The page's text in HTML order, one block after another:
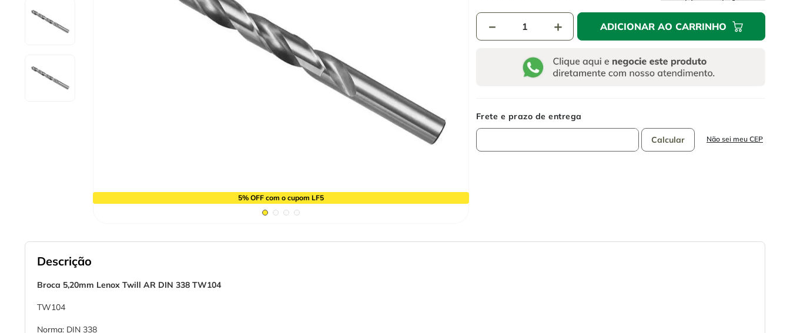
5% OFF com o cupom LF5
＋
－ ADICIONAR AO CARRINHO
Não sei meu CEP
Descrição
Broca 5,20mm Lenox Twill AR DIN 338 TW104
TW104
Norma: DIN 338
disco corte